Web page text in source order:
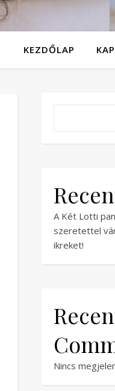
KEZDŐLAP
A Két Lotti
szeretettel
ikreket!
Nincs